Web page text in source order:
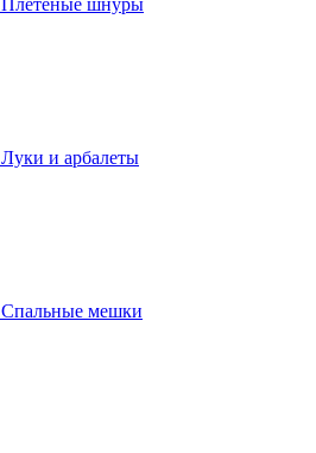
Плетеные шнуры
Луки и арбалеты
Спальные мешки